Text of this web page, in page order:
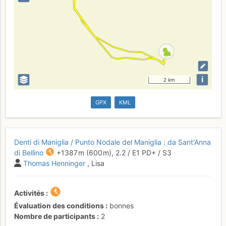
2 km i
GPX KML
Denti di Maniglia / Punto Nodale del Maniglia : da Sant'Anna
di Bellino
+1387 m (600 m), 2.2 / E1 PD+ / S3
Thomas Henninger , Lisa
Activités
Évaluation des conditions
bonnes
Nombre de participants
2